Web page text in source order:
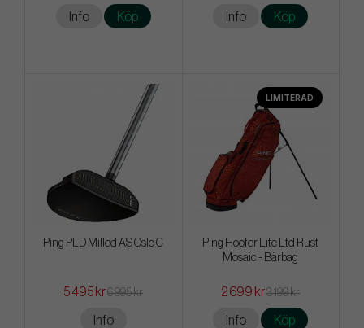
Info Köp Info Köp
Ping PLD Milled AS Oslo C
5 495 kr6 995 kr
Info
LIMITERAD
Ping Hoofer Lite Ltd Rust
Mosaic - Bärbag
2 699 kr3 199 kr
Info Köp